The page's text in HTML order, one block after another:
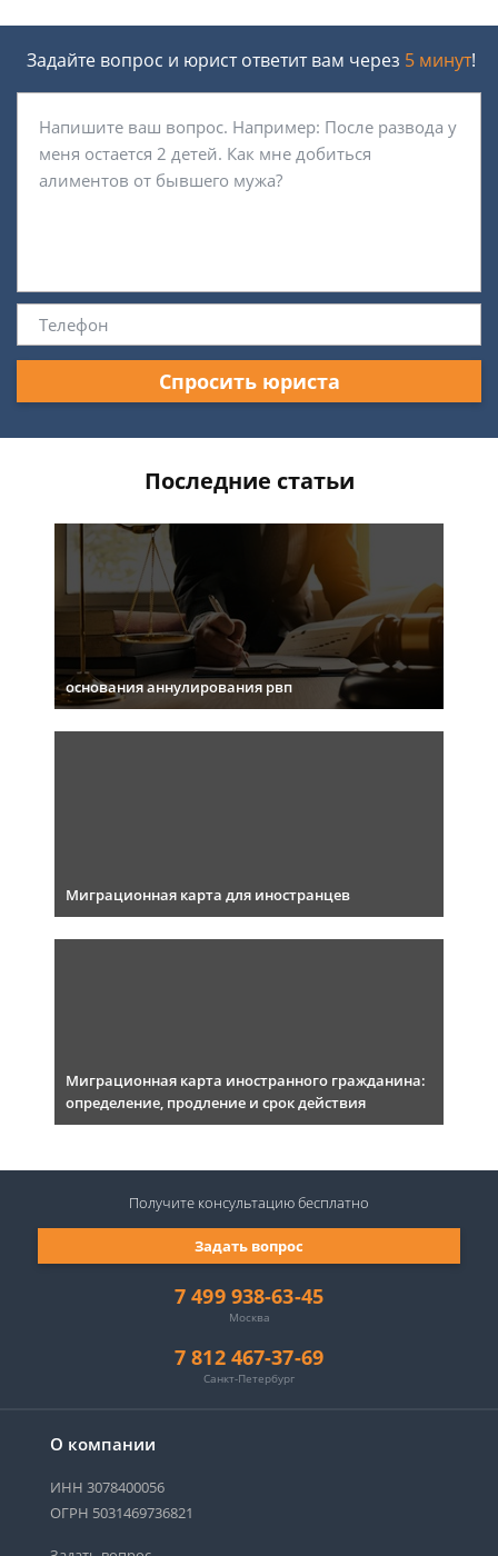
Задайте вопрос и юрист ответит вам через 5 минут!
Спросить юриста
Последние статьи
основания аннулирования рвп
Миграционная карта для иностранцев
Миграционная карта иностранного гражданина:
определение, продление и срок действия
О компании
ИНН 3078400056
ОГРН 5031469736821
7 499 938-63-45
Москва
7 812 467-37-69
Санкт-Петербург
Задать вопрос
Получите консультациюбесплатно